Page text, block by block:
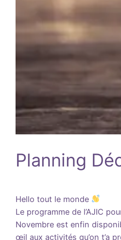
Planning
Hello tout le monde
Le programme de l’AJIC
Novembre est enfin
œil aux activités qu’on t’a